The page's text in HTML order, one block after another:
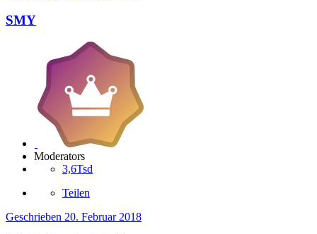
SMY
Moderators
3,6Tsd
Teilen
Geschrieben 20. Februar 2018